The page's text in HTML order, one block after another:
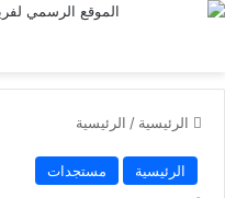
الرئيسية / الرئيسية
الرئيسية مستجدات